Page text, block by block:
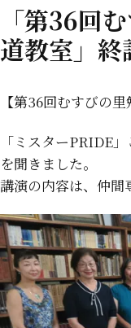
「第36回
道教室」終
【第36回むすびの里
「ミスターPRIDE
を聞きました。
講演の内容は、仲間